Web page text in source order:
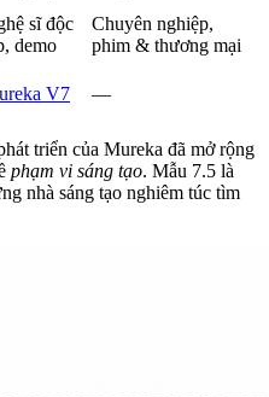
sĩ độc
demo
Chuyên nghiệp,
phim & thương mại
V7 —
triển của Mureka đã mở rộng
phạm vi sáng tạo. Mẫu 7.5 là
nhà sáng tạo nghiêm túc tìm